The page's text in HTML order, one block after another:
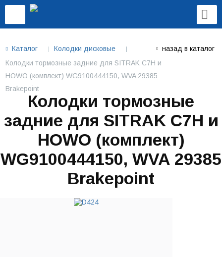
Каталог
Колодки дисковые
Колодки тормозные задние для SITRAK C7H и
HOWO (комплект) WG9100444150, WVA 29385
Brakepoint
назад в каталог
Колодки тормозные
задние для SITRAK C7H и
HOWO (комплект)
WG9100444150, WVA 29385
Brakepoint